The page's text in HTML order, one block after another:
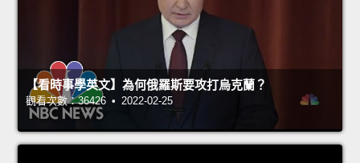
【看時事學英文】為何俄羅斯要攻打烏克蘭？
觀看次數：36426 • 2022-02-25